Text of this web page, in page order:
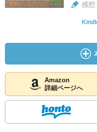
感想:
Amazon
詳細ページへ